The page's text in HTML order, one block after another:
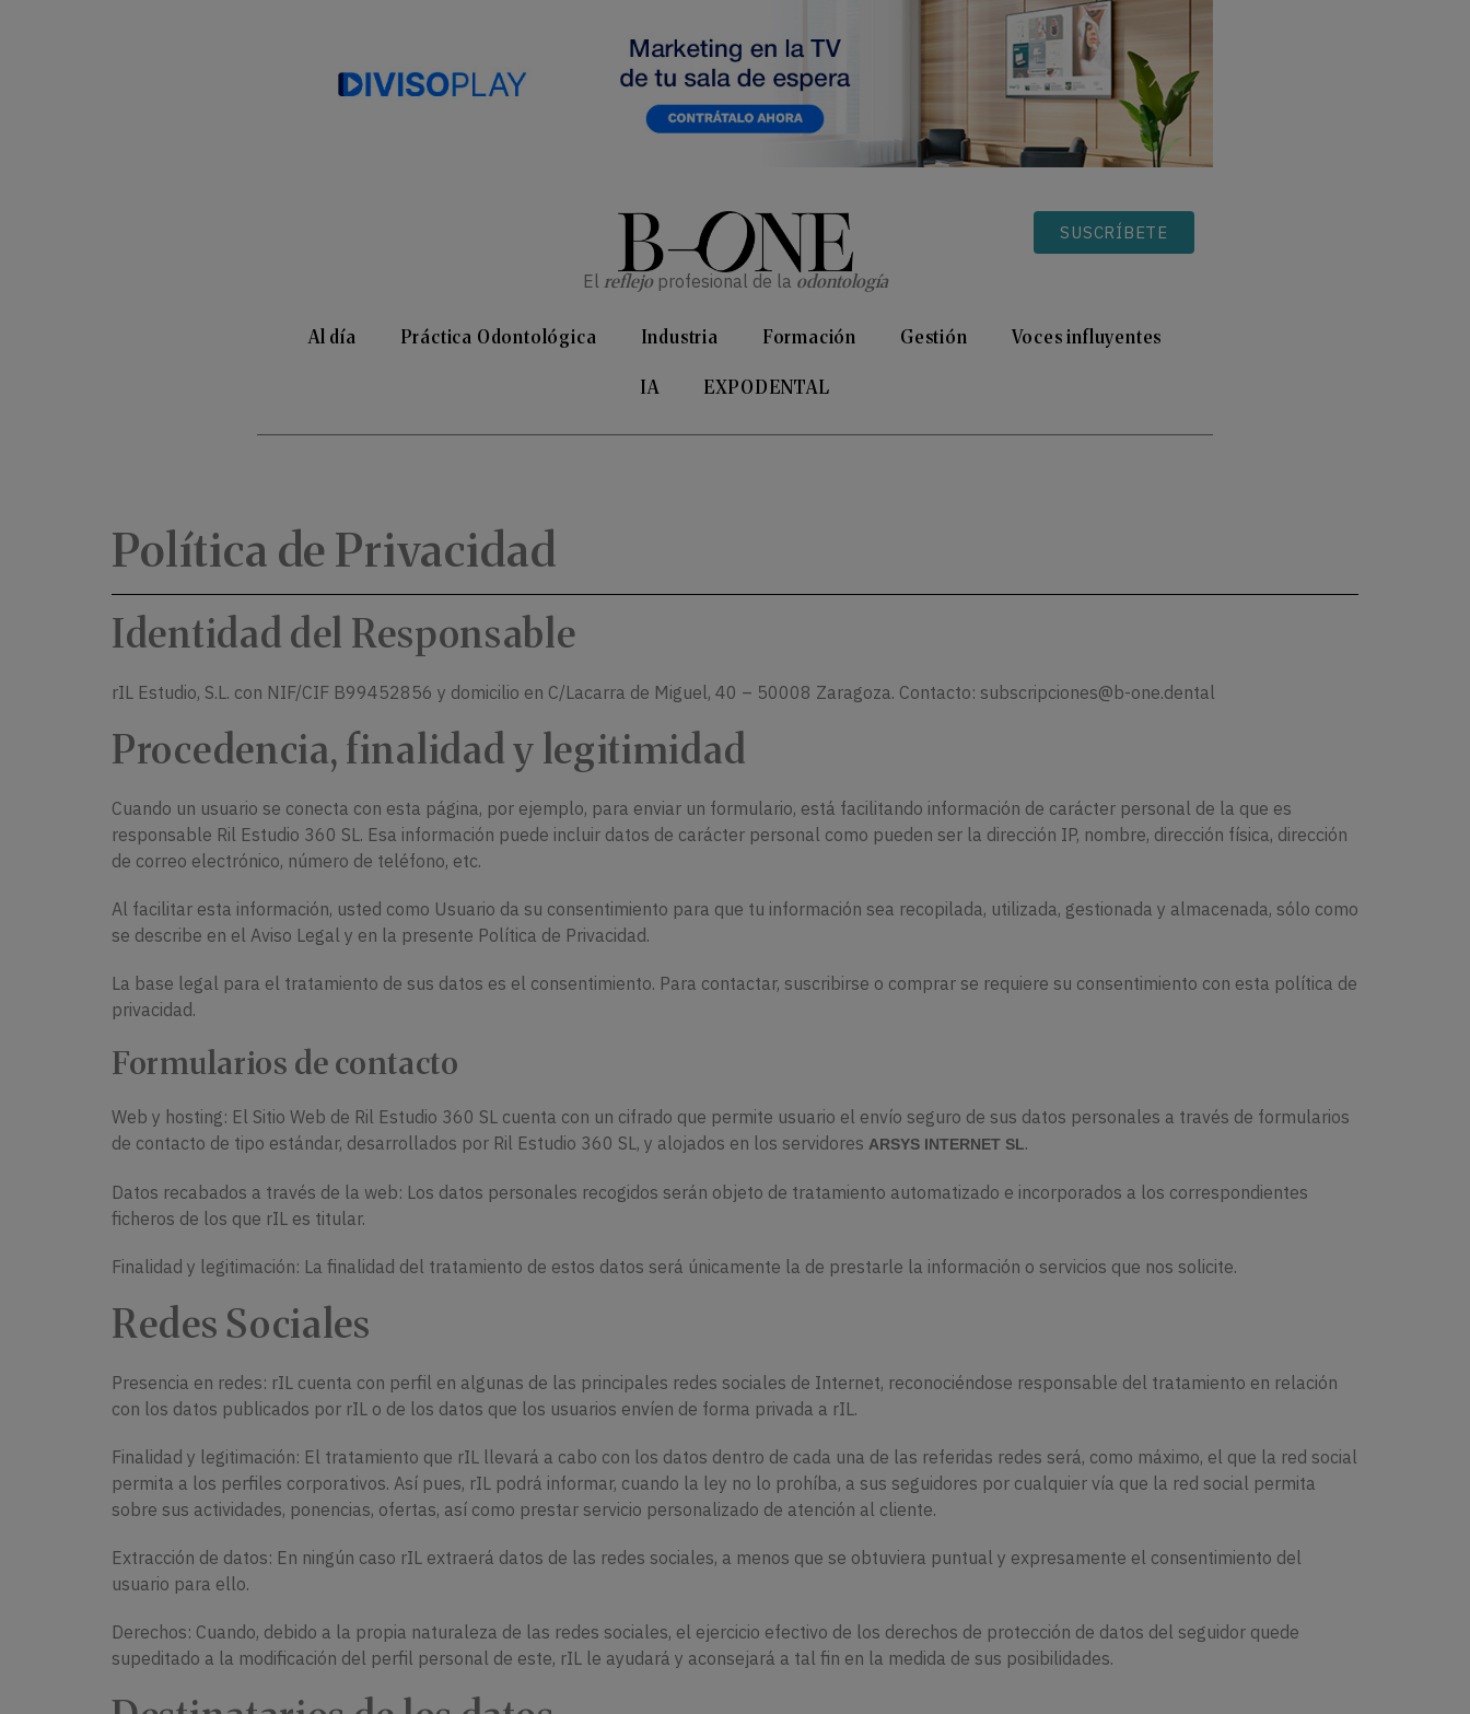
El reflejoprofesional de la odontología
SUSCRÍBETE
Al día Práctica Odontológica Industria Formación Gestión Voces influyentes
IA EXPODENTAL
Política de Privacidad
Identidad del Responsable
rIL Estudio, S.L. con NIF/CIF B99452856 y domicilio en C/Lacarra de Miguel, 40 – 50008 Zaragoza. Contacto: subscripciones@b-one.dental
Procedencia, finalidad y legitimidad
Cuando un usuario se conecta con esta página, por ejemplo, para enviar un formulario, está facilitando información de carácter personal de la que es
responsable Ril Estudio 360 SL. Esa información puede incluir datos de carácter personal como pueden ser la dirección IP, nombre, dirección física, dirección
de correo electrónico, número de teléfono, etc.
Al facilitar esta información, usted como Usuario da su consentimiento para que tu información sea recopilada, utilizada, gestionada y almacenada, sólo como
se describe en el Aviso Legal y en la presente Política de Privacidad.
La base legal para el tratamiento de sus datos es el consentimiento. Para contactar, suscribirse o comprar se requiere su consentimiento con esta política de
privacidad.
Formularios de contacto
Web y hosting: El Sitio Web de Ril Estudio 360 SL cuenta con un cifrado que permite usuario el envío seguro de sus datos personales a través de formularios
de contacto de tipo estándar, desarrollados por Ril Estudio 360 SL, y alojados en los servidores ARSYS INTERNET SL.
Datos recabados a través de la web: Los datos personales recogidos serán objeto de tratamiento automatizado e incorporados a los correspondientes
ficheros de los que rIL es titular.
Finalidad y legitimación: La finalidad del tratamiento de estos datos será únicamente la de prestarle la información o servicios que nos solicite.
Redes Sociales
Presencia en redes: rIL cuenta con perfil en algunas de las principales redes sociales de Internet, reconociéndose responsable del tratamiento en relación
con los datos publicados por rIL o de los datos que los usuarios envíen de forma privada a rIL.
Finalidad y legitimación: El tratamiento que rIL llevará a cabo con los datos dentro de cada una de las referidas redes será, como máximo, el que la red social
permita a los perfiles corporativos. Así pues, rIL podrá informar, cuando la ley no lo prohíba, a sus seguidores por cualquier vía que la red social permita
sobre sus actividades, ponencias, ofertas, así como prestar servicio personalizado de atención al cliente.
Extracción de datos: En ningún caso rIL extraerá datos de las redes sociales, a menos que se obtuviera puntual y expresamente el consentimiento del
usuario para ello.
Derechos: Cuando, debido a la propia naturaleza de las redes sociales, el ejercicio efectivo de los derechos de protección de datos del seguidor quede
supeditado a la modificación del perfil personal de este, rIL le ayudará y aconsejará a tal fin en la medida de sus posibilidades.